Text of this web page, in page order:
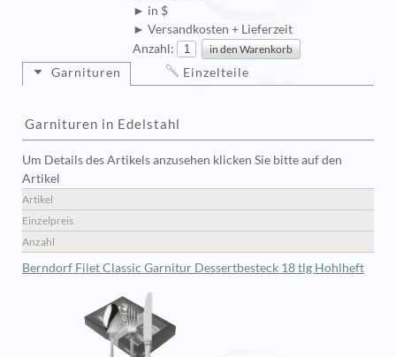
► in $
► Versandkosten + Lieferzeit
Anzahl:
Garnituren
Garnituren in Edelstahl
Um Details des Artikels anzusehen klicken Sie bitte auf den
Artikel
Artikel
Einzelpreis
Anzahl
Berndorf Filet Classic Garnitur Dessertbesteck 18 tlg Hohlheft
Einzelteile